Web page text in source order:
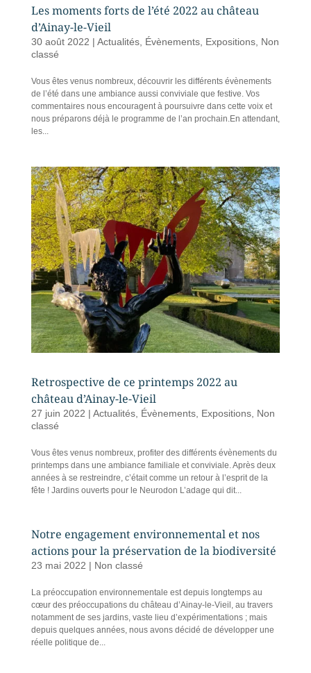
Les moments forts de l’été 2022 au château
d’Ainay-le-Vieil
30 août 2022 | Actualités, Évènements, Expositions, Non
classé
Vous êtes venus nombreux, découvrir les différents évènements
de l’été dans une ambiance aussi conviviale que festive. Vos
commentaires nous encouragent à poursuivre dans cette voix et
nous préparons déjà le programme de l’an prochain.En attendant,
les...
Retrospective de ce printemps 2022 au
château d’Ainay-le-Vieil
27 juin 2022 | Actualités, Évènements, Expositions, Non
classé
Vous êtes venus nombreux, profiter des différents évènements du
printemps dans une ambiance familiale et conviviale. Après deux
années à se restreindre, c’était comme un retour à l’esprit de la
fête ! Jardins ouverts pour le Neurodon L’adage qui dit...
Notre engagement environnemental et nos
actions pour la préservation de la biodiversité
23 mai 2022 | Non classé
La préoccupation environnementale est depuis longtemps au
cœur des préoccupations du château d’Ainay-le-Vieil, au travers
notamment de ses jardins, vaste lieu d’expérimentations ; mais
depuis quelques années, nous avons décidé de développer une
réelle politique de...